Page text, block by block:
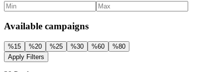
Available campaigns
%15 %20 %25 %30 %60 %80
Apply Filters